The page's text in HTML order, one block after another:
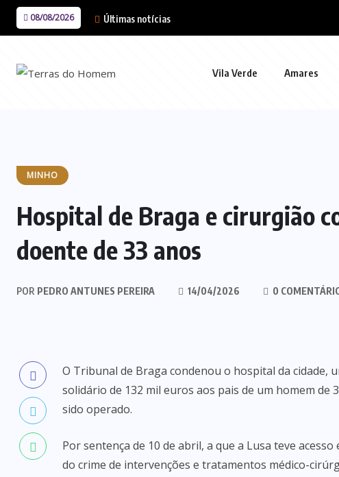
08/08/2026 Últimas notícias
Vila Verde Amares
MINHO
Hospital de Braga e cirurgião
doente de 33 anos
POR PEDRO ANTUNES PEREIRA 14/04/2026 0
O Tribunal de Braga condenou o hospital da cidade,
solidário de 132 mil euros aos pais de um homem
sido operado.
Por sentença de 10 de abril, a que a Lusa teve
do crime de intervenções e tratamentos médico-